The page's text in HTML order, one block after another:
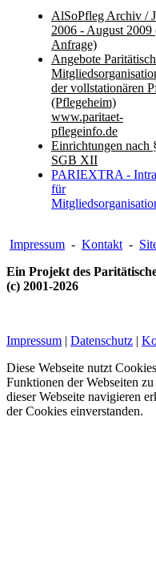
AlSoPfleg Archiv /
2006 - August 2009
Anfrage)
Angebote
der vollstationären
(Pflegeheim)
www.paritaet-
pflegeinfo.de
Einrichtungen nach
SGB XII
PARIEXTRA -
für
Impressum - Kontakt -
Ein Projekt des
(c) 2001-2026
Impressum | Datenschutz |
Diese Webseite nutzt
Funktionen der Webseiten
dieser Webseite navigieren
der Cookies einverstanden.